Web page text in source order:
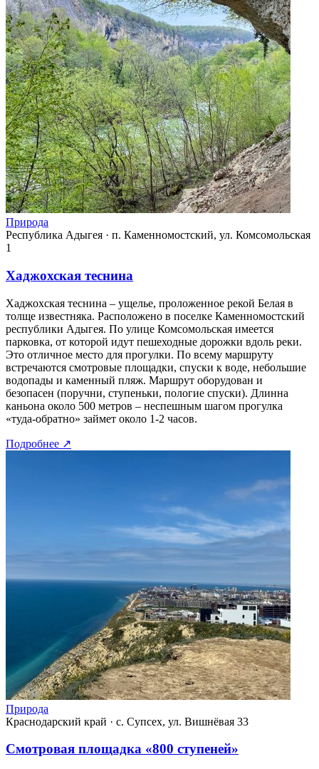
Природа
Республика Адыгея · п. Каменномостский, ул. Комсомольская
1
Хаджохская теснина
Хаджохская теснина – ущелье, проложенное рекой Белая в
толще известняка. Расположено в поселке Каменномостский
республики Адыгея. По улице Комсомольская имеется
парковка, от которой идут пешеходные дорожки вдоль реки.
Это отличное место для прогулки. По всему маршруту
встречаются смотровые площадки, спуски к воде, небольшие
водопады и каменный пляж. Маршрут оборудован и
безопасен (поручни, ступеньки, пологие спуски). Длинна
каньона около 500 метров – неспешным шагом прогулка
«туда-обратно» займет около 1-2 часов.
Подробнее ↗
Природа
Краснодарский край · с. Супсех, ул. Вишнёвая 33
Смотровая площадка «800 ступеней»